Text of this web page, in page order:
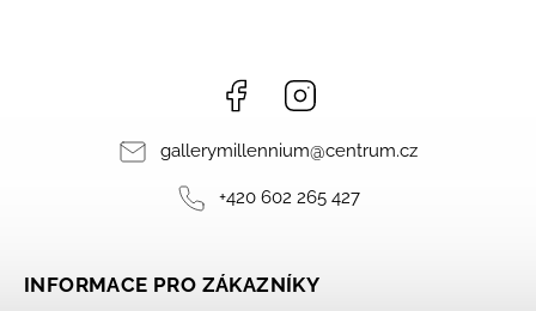
Facebook
gallerymillennium@centrum.cz
+420 602 265 427
INFORMACE PRO ZÁKAZNÍKY